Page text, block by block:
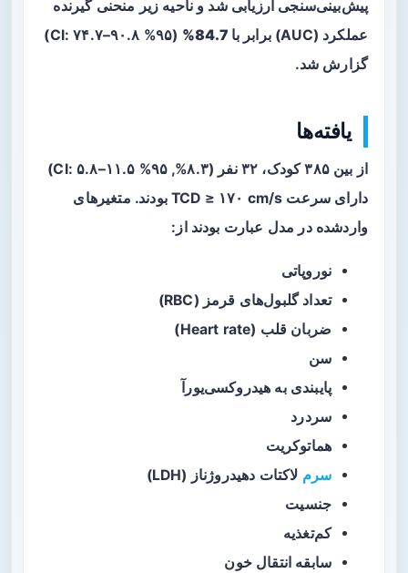
پیش‌بینی‌سنجی ارزیابی شد و ناحیه زیر منحنی گیرنده
عملکرد (AUC) برابر با
84.7%
(۹۵% CI: ۷۴.۷–۹۰.۸)
گزارش شد.
یافته‌ها
از بین ۳۸۵ کودک، ۳۲ نفر (۸.۳%, ۹۵% CI: ۵.۸–۱۱.۵)
دارای سرعت TCD ≥ ۱۷۰ cm/s بودند. متغیرهای
واردشده در مدل عبارت بودند از:
نوروپاتی
تعداد گلبول‌های قرمز (RBC)
ضربان قلب (Heart rate)
سن
پایبندی به هیدروکسی‌یورآ
سردرد
هماتوکریت
سرم لاکتات دهیدروژناز (LDH)
جنسیت
کم‌تغذیه
سابقه انتقال خون